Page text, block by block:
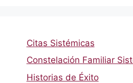
Citas Sistémicas
Constelación Familiar
Historias de Éxito